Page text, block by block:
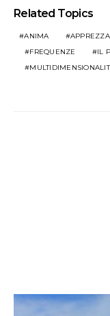
Related Topics
ANIMA
FREQUENZE
IL